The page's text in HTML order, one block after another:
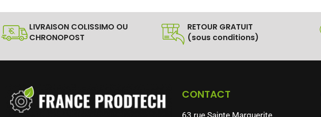
LIVRAISON COLISSIMO OU
CHRONOPOST
RETOUR GRATUIT
(sous conditions)
CONTACT
63 rue Sainte Marguerite